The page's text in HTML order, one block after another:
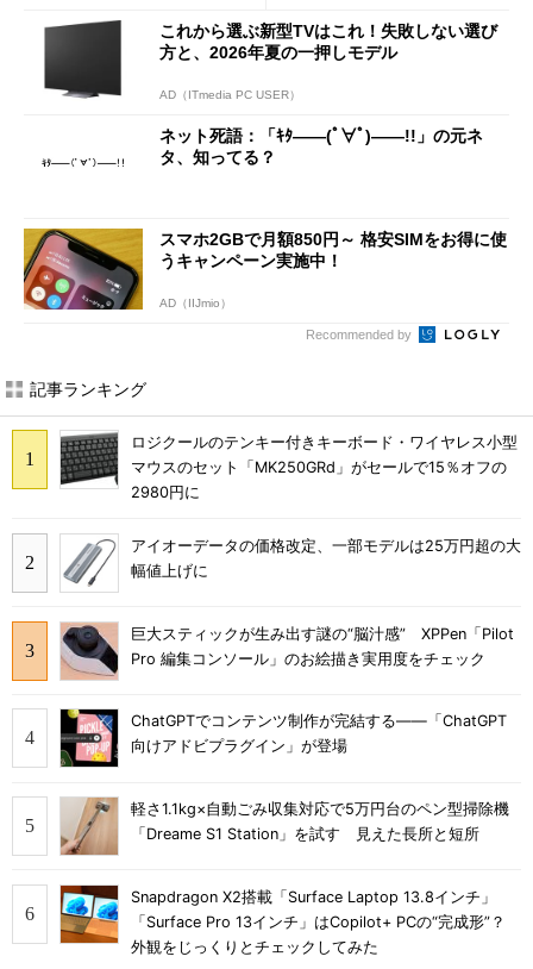
これから選ぶ新型TVはこれ！失敗しない選び
方と、2026年夏の一押しモデル
AD（ITmedia PC USER）
ネット死語：「ｷﾀ――(ﾟ∀ﾟ)――!!」の元ネ
タ、知ってる？
スマホ2GBで月額850円～ 格安SIMをお得に使
うキャンペーン実施中！
AD（IIJmio）
Recommended by
記事ランキング
ロジクールのテンキー付きキーボード・ワイヤレス小型
マウスのセット「MK250GRd」がセールで15％オフの
2980円に
アイオーデータの価格改定、一部モデルは25万円超の大
幅値上げに
巨大スティックが生み出す謎の“脳汁感” XPPen「Pilot
Pro 編集コンソール」のお絵描き実用度をチェック
ChatGPTでコンテンツ制作が完結する――「ChatGPT
向けアドビプラグイン」が登場
軽さ1.1kg×自動ごみ収集対応で5万円台のペン型掃除機
「Dreame S1 Station」を試す 見えた長所と短所
Snapdragon X2搭載「Surface Laptop 13.8インチ」
「Surface Pro 13インチ」はCopilot+ PCの“完成形”？
外観をじっくりとチェックしてみた